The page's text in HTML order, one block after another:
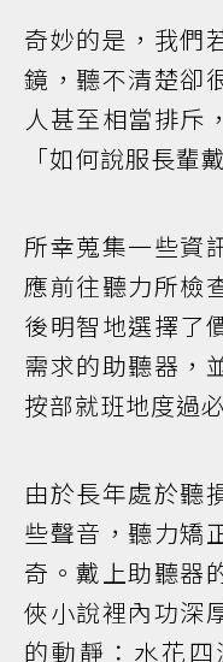
奇妙的是，我們
鏡，聽不清楚卻
人甚至相當排斥
「如何說服長輩
所幸蒐集一些資
應前往聽力所檢
後明智地選擇了
需求的助聽器，
按部就班地度過
由於長年處於聽
些聲音，聽力矯
奇。戴上助聽器
俠小說裡內功深
的動靜：水花